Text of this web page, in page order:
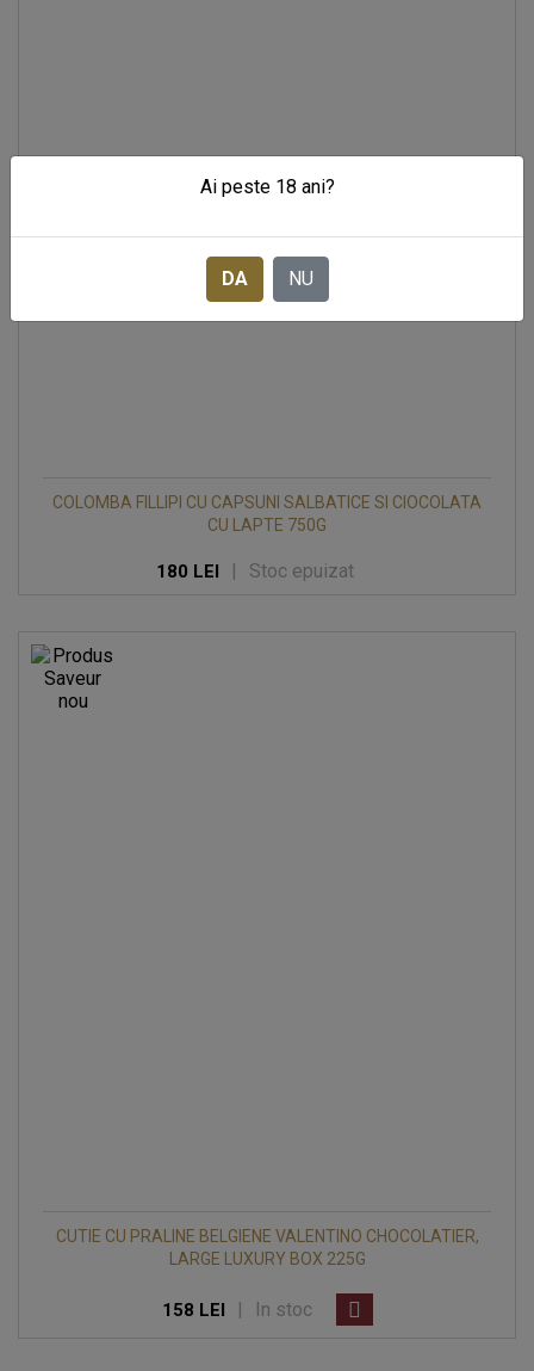
COLOMBA FILLIPI CU CAPSUNI SALBATICE SI CIOCOLATA
CU LAPTE 750G
180 LEI | Stoc epuizat
CUTIE CU PRALINE BELGIENE VALENTINO CHOCOLATIER,
LARGE LUXURY BOX 225G
158 LEI In stoc
Ai peste 18 ani?
DA NU